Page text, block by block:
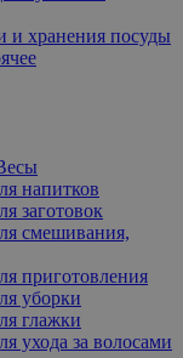
и хранения посуды
напитков
заготовок
смешивания,
приготовления
уборки
глажки
ухода за волосами